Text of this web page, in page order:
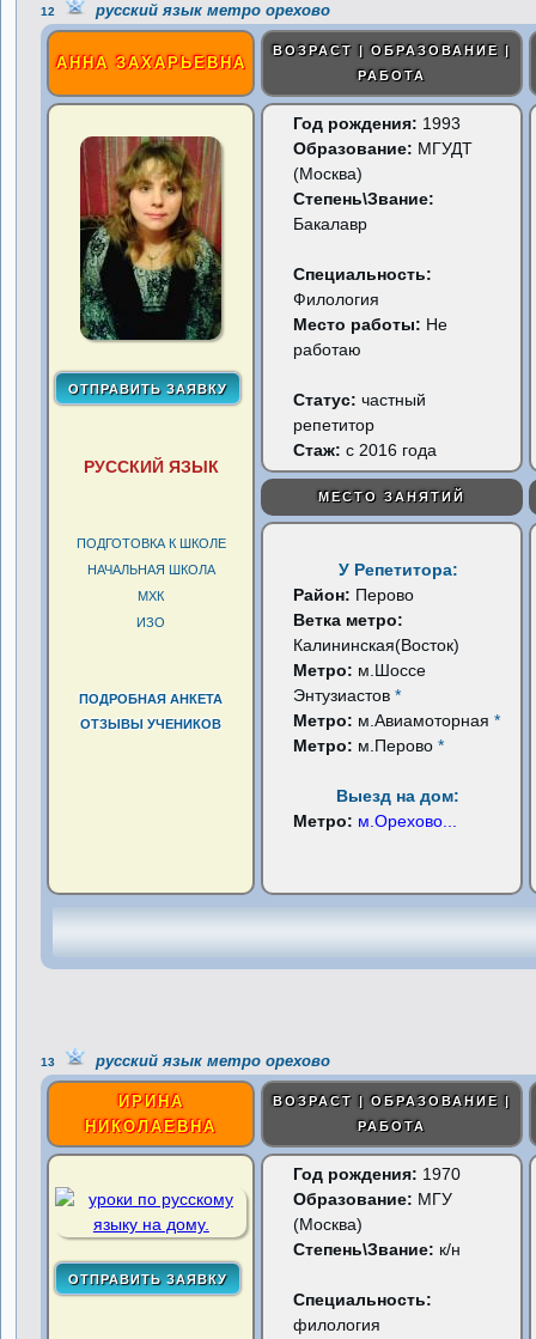
12 русский язык метро орехово
АННА ЗАХАРЬЕВНА
ВОЗРАСТ | ОБРАЗОВАНИЕ |
РАБОТА
РУССКИЙ ЯЗЫК
ПОДГОТОВКА К ШКОЛЕ
НАЧАЛЬНАЯ ШКОЛА
МХК
ИЗО
ПОДРОБНАЯ АНКЕТА
ОТЗЫВЫ УЧЕНИКОВ
Год рождения: 1993
Образование: МГУДТ
(Москва)
Степень\Звание:
Бакалавр
Специальность:
Филология
Место работы: Не
работаю
Статус:частный
репетитор
Стаж: с 2016 года
МЕСТО ЗАНЯТИЙ
У Репетитора:
Район: Перово
Ветка метро:
Калининская(Восток)
Метро: м.Шоссе
Энтузиастов*
Метро: м.Авиамоторная*
Метро: м.Перово*
Выезд на дом:
Метро: м.Орехово
13 русский язык метро орехово
ИРИНА
НИКОЛАЕВНА
ВОЗРАСТ | ОБРАЗОВАНИЕ |
РАБОТА
Год рождения: 1970
Образование: МГУ
(Москва)
Степень\Звание: к/н
Специальность:
филология